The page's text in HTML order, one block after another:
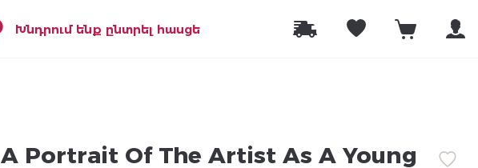
Խնդրում ենք ընտրել հասցե
A Portrait Of The Artist As A Young